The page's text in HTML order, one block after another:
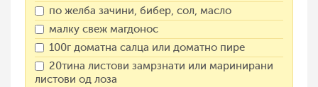
по желба зачини, бибер, сол, масло
малку свеж магдонос
100г доматна салца или доматно пире
20тина листови замрзнати или маринирани
листови од лоза